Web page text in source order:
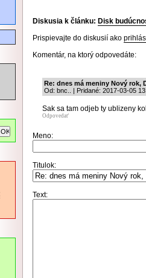
Diskusia k článku: Disk
Prispievajte do diskusií ako
Komentár, na ktorý odpovedáte:
Re: dnes má meniny Nový rok,
Od: bnc.. | Pridané: 2017-03-05
Sak sa tam odjeb ty ublizeny
Odpovedať
Meno:
Titulok:
Text: